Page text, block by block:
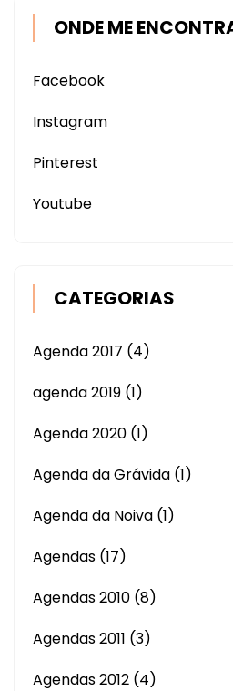
ONDE ME
Facebook
Instagram
Pinterest
Youtube
CATEGORIAS
Agenda 2017 (4)
agenda 2019 (1)
Agenda 2020 (1)
Agenda da Grávida (1)
Agenda da Noiva (1)
Agendas (17)
Agendas 2010 (8)
Agendas 2011 (3)
Agendas 2012 (4)